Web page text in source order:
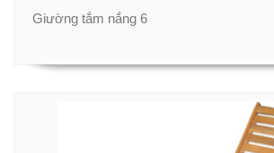
Giường tắm nắng 6